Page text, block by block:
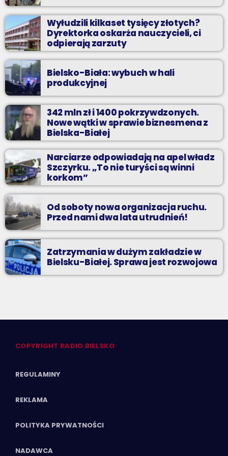
Wyłudzili kilkaset tysięcy złotych?
Dyrektorka oskarża nauczycieli, ci
odpierają zarzuty
Bielsko-Biała: wybuch w hali
produkcyjnej
342 mln zł i 1400 pokrzywdzonych.
Nowe wątki w sprawie biznesmena z
Bielska-Białej
Narciarze odpowiadają na apel władz
Szczyrku. „To nie turyści są winni
korkom”
Od soboty nowa organizacja ruchu.
Przed nami dwa lata utrudnień!
Zatrzymania w dużym zakładzie w
Bielsku-Białej. Sprawa jest rozwojowa
COPYRIGHT RADIO BIELSKO
REGULAMINY
REKLAMA
POLITYKA PRYWATNOŚCI
NADAWCA